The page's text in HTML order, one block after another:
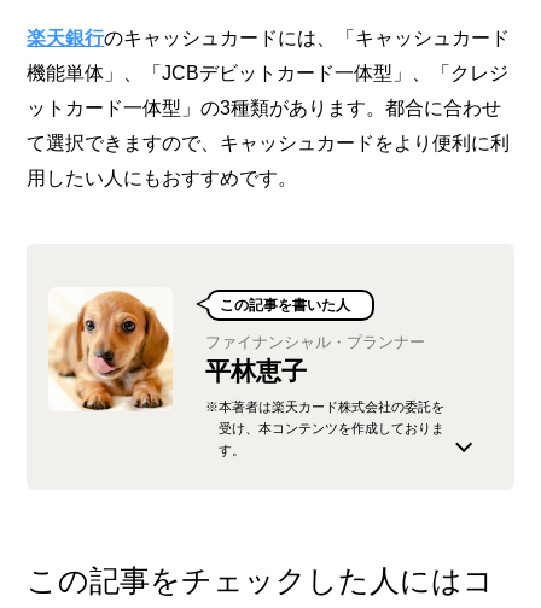
楽天銀行のキャッシュカードには、「キャッシュカード
機能単体」、「JCBデビットカード一体型」、「クレジ
ットカード一体型」の3種類があります。都合に合わせ
て選択できますので、キャッシュカードをより便利に利
用したい人にもおすすめです。
この記事を書いた人
ファイナンシャル・プランナー
平林恵子
※本著者は楽天カード株式会社の委託を
受け、本コンテンツを作成しておりま
す。
や給与計算などに詳しくない方にもわかりやすい
この記事をチェックした人にはコ